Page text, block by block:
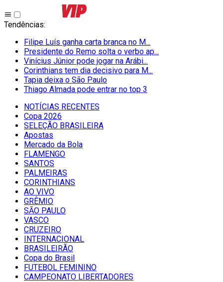
Tendências:
Filipe Luís ganha carta branca no M...
Presidente do Remo solta o verbo ap...
Vinícius Júnior pode jogar na Arábi...
Corinthians tem dia decisivo para M...
Tapia deixa o São Paulo
Thiago Almada pode entrar no top 3
NOTÍCIAS RECENTES
Copa 2026
SELEÇÃO BRASILEIRA
Apostas
Mercado da Bola
FLAMENGO
SANTOS
PALMEIRAS
CORINTHIANS
AO VIVO
GRÊMIO
SĀO PAULO
VASCO
CRUZEIRO
INTERNACIONAL
BRASILEIRÃO
Copa do Brasil
FUTEBOL FEMININO
CAMPEONATO LIBERTADORES